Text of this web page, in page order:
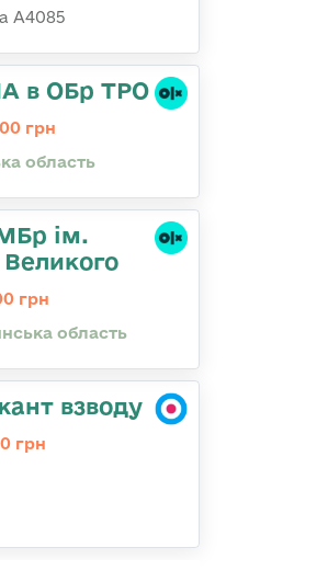
А4085
в ОБр ТРО
грн
область
ім.
грн
область
взводу
грн